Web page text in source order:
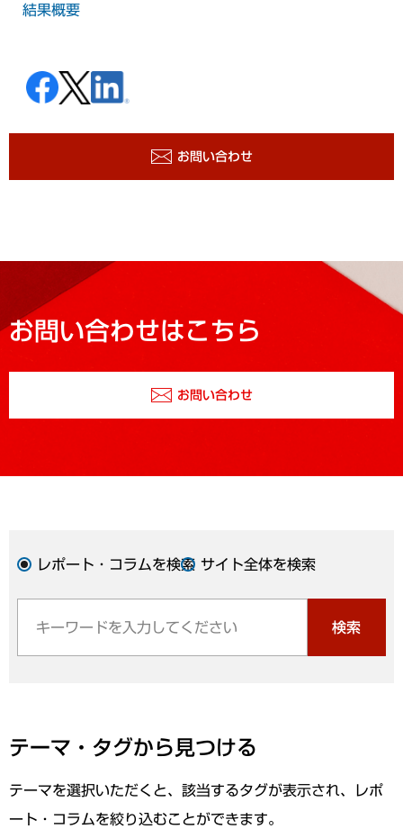
結果概要
お問い合わせ
お問い合わせはこちら
お問い合わせ
レポート・コラムを検索 サイト全体を検索
検索
テーマ・タグから見つける
テーマを選択いただくと、該当するタグが表示され、レポ
ート・コラムを絞り込むことができます。